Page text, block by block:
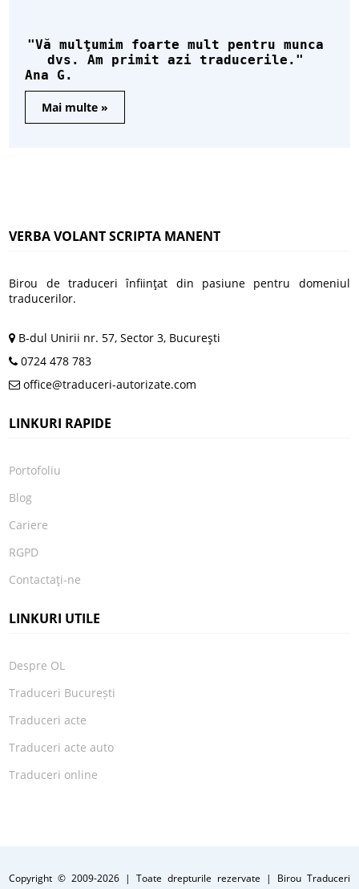
Vă mulţumim foarte mult pentru munca
dvs. Am primit azi traducerile.
Ana G.
Mai multe »
VERBA VOLANT SCRIPTA MANENT
Birou de traduceri înfiinţat din pasiune pentru domeniul
traducerilor.
B-dul Unirii nr. 57, Sector 3, Bucureşti
0724 478 783
office@traduceri-autorizate.com
LINKURI RAPIDE
Portofoliu
Blog
Cariere
RGPD
Contactaţi-ne
LINKURI UTILE
Despre OL
Traduceri București
Traduceri acte
Traduceri acte auto
Traduceri online
Copyright © 2009-2026 | Toate drepturile rezervate | Birou Traduceri